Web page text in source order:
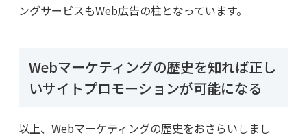
ングサービスもWeb広告の柱となっています。
Webマーケティングの歴史を知れば正し
いサイトプロモーションが可能になる
以上、Webマーケティングの歴史をおさらいしまし